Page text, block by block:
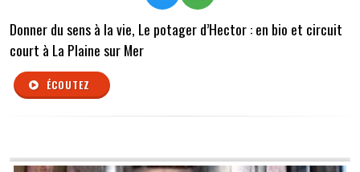
Donner du sens à la vie, Le potager d’Hector : en bio et circuit
court à La Plaine sur Mer
ÉCOUTEZ